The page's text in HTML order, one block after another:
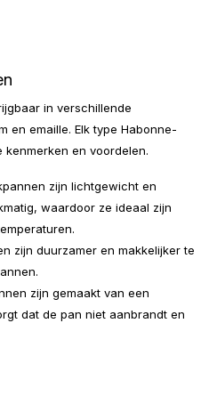
in verschillende
en emaille. Elk type Habonne-
en voordelen.
zijn lichtgewicht en
waardoor ze ideaal zijn
zijn duurzamer en makkelijker te
zijn gemaakt van een
dat de pan niet aanbrandt en